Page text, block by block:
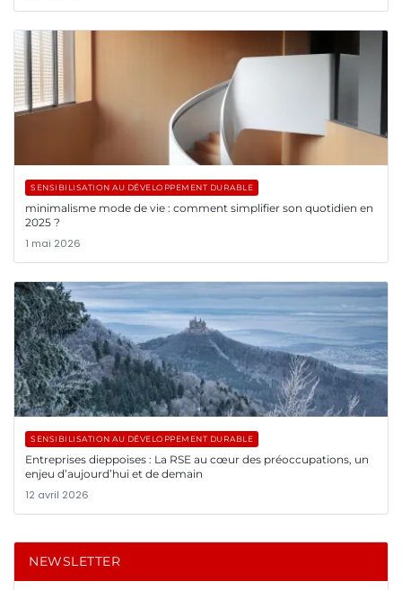
SENSIBILISATION AU DÉVELOPPEMENT DURABLE
minimalisme mode de vie : comment simplifier son quotidien en
2025 ?
1 mai 2026
SENSIBILISATION AU DÉVELOPPEMENT DURABLE
Entreprises dieppoises : La RSE au cœur des préoccupations, un
enjeu d’aujourd’hui et de demain
12 avril 2026
NEWSLETTER